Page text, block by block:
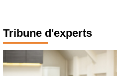
Tribune d'experts